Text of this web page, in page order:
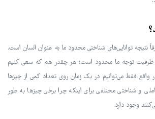
نتیجه توانایی‌های شناختی محدود ما به عنوان انسان است.
ظرفیت توجه ما محدود است؛ هر چقدر هم که سعی کنیم
واقع فقط می‌توانیم در یک زمان روی تعداد کمی از چیزها
و شناختی مختلفی برای اینکه چرا برخی چیزها به طور
وجود دارد.